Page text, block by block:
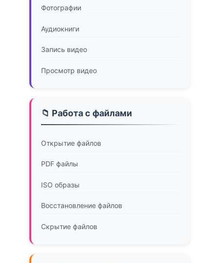
Фотографии
Аудиокниги
Запись видео
Просмотр видео
📁 Работа с файлами
Открытие файлов
PDF файлы
ISO образы
Восстановление файлов
Скрытие файлов